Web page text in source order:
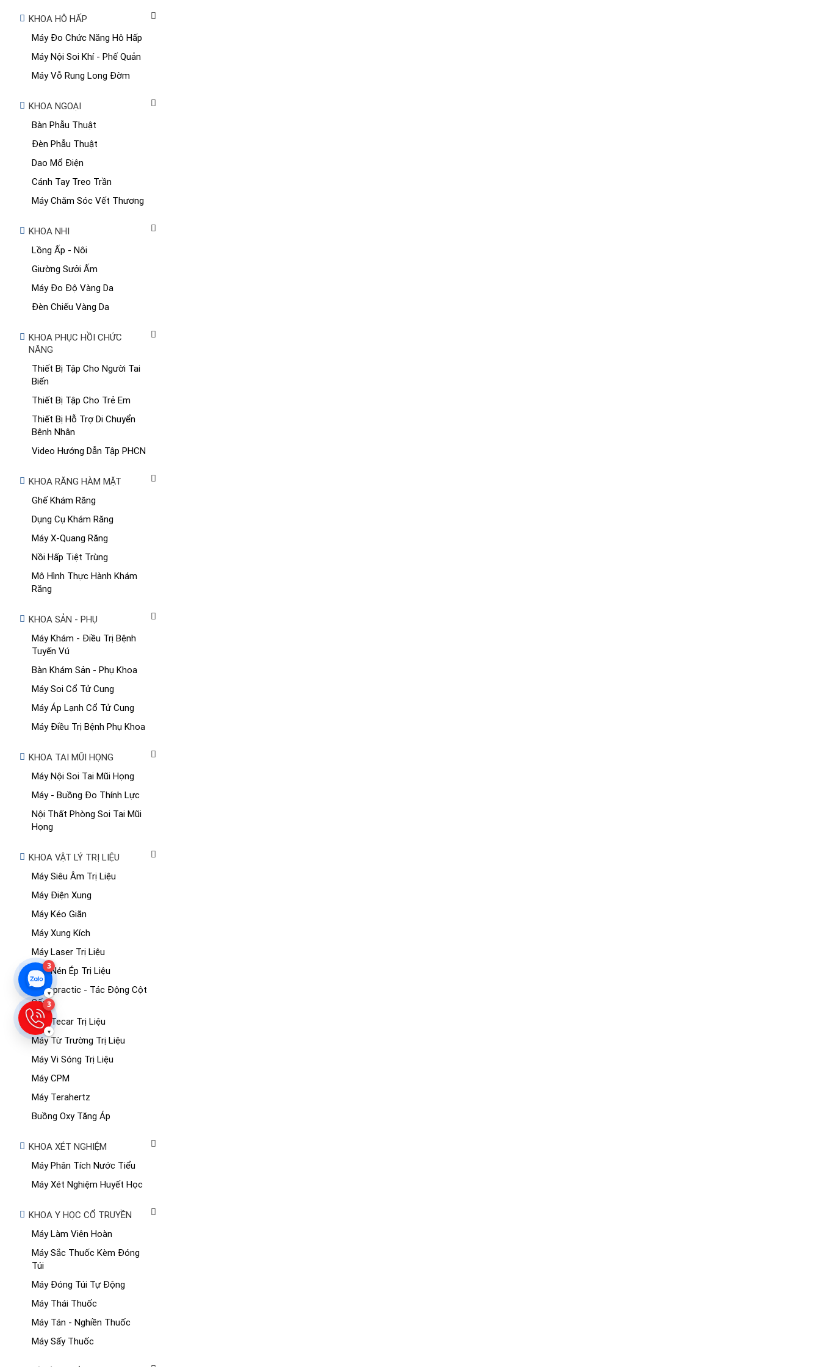
KHOA HÔ HẤP
Máy Đo Chức Năng Hô Hấp
Máy Nội Soi Khí - Phế Quản
Máy Vỗ Rung Long Đờm
KHOA NGOẠI
Bàn Phẫu Thuật
Đèn Phẫu Thuật
Dao Mổ Điện
Cánh Tay Treo Trần
Máy Chăm Sóc Vết Thương
KHOA NHI
Lồng Ấp - Nôi
Giường Sưởi Ấm
Máy Đo Độ Vàng Da
Đèn Chiếu Vàng Da
KHOA PHỤC HỒI CHỨC
NĂNG
Thiết Bị Tập Cho Người Tai
Biến
Thiết Bị Tập Cho Trẻ Em
Thiết Bị Hỗ Trợ Di Chuyển
Bệnh Nhân
Video Hướng Dẫn Tập PHCN
KHOA RĂNG HÀM MẶT
Ghế Khám Răng
Dụng Cụ Khám Răng
Máy X-Quang Răng
Nồi Hấp Tiệt Trùng
Mô Hình Thực Hành Khám
Răng
KHOA SẢN - PHỤ
Máy Khám - Điều Trị Bệnh
Tuyến Vú
Bàn Khám Sản - Phụ Khoa
Máy Soi Cổ Tử Cung
Máy Áp Lạnh Cổ Tử Cung
Máy Điều Trị Bệnh Phụ Khoa
KHOA TAI MŨI HỌNG
Máy Nội Soi Tai Mũi Họng
Máy - Buồng Đo Thính Lực
Nội Thất Phòng Soi Tai Mũi
Họng
KHOA VẬT LÝ TRỊ LIỆU
Máy Siêu Âm Trị Liệu
Máy Điện Xung
Máy Kéo Giãn
Máy Xung Kích
Máy Laser Trị Liệu
Máy Nén Ép Trị Liệu
Chiropractic - Tác Động Cột
Sống
Máy Tecar Trị Liệu
Máy Từ Trường Trị Liệu
Máy Vi Sóng Trị Liệu
Máy CPM
Máy Terahertz
Buồng Oxy Tăng Áp
KHOA XÉT NGHIỆM
Máy Phân Tích Nước Tiểu
Máy Xét Nghiệm Huyết Học
KHOA Y HỌC CỔ TRUYỀN
Máy Làm Viên Hoàn
Máy Sắc Thuốc Kèm Đóng
Túi
Máy Đóng Túi Tự Động
Máy Thái Thuốc
Máy Tán - Nghiền Thuốc
Máy Sấy Thuốc
3
▾
3
▾